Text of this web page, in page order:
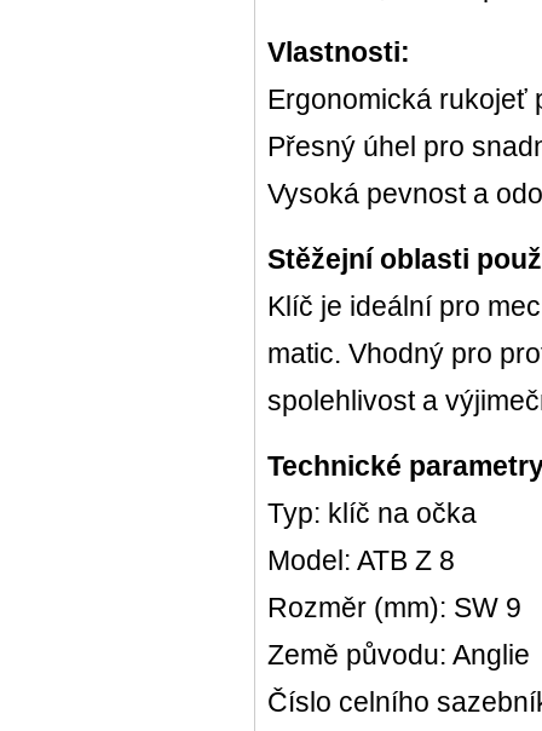
Vlastnosti:
Ergonomická rukojeť
Přesný úhel pro
Vysoká pevnost a
Stěžejní oblasti
Klíč je ideální pro
matic. Vhodný pro
spolehlivost a
Technické
Typ: klíč na očka
Model: ATB Z 8
Rozměr (mm): SW 9
Země původu: Anglie
Číslo celního